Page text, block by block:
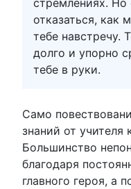
отказаться, как
тебе навстречу.
долго и упорно
тебе в руки.
Само
знаний от учителя
Большинство
благодаря
главного героя, а